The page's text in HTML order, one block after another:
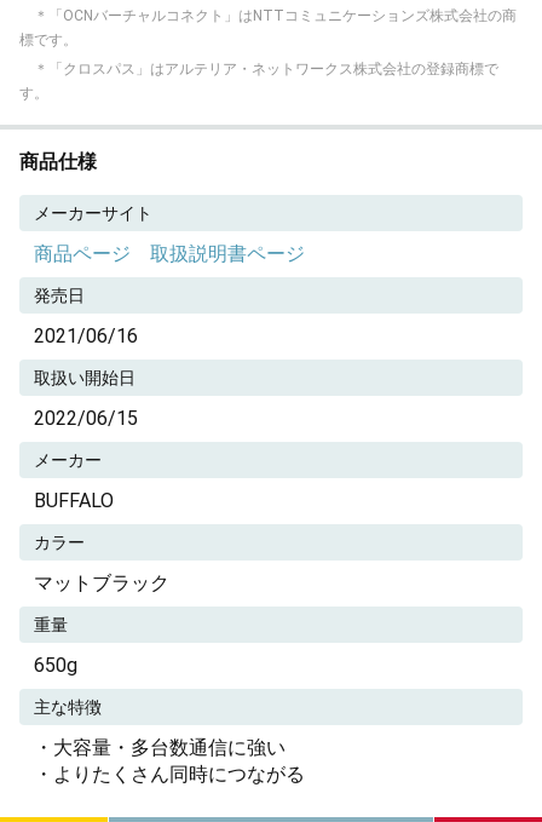
＊「OCNバーチャルコネクト」はNTTコミュニケーションズ株式会社の商
標です。
＊「クロスパス」はアルテリア・ネットワークス株式会社の登録商標で
す。
商品仕様
メーカーサイト
商品ページ 取扱説明書ページ
発売日
2021/06/16
取扱い開始日
2022/06/15
メーカー
BUFFALO
カラー
マットブラック
重量
650g
主な特徴
・大容量・多台数通信に強い
・よりたくさん同時につながる